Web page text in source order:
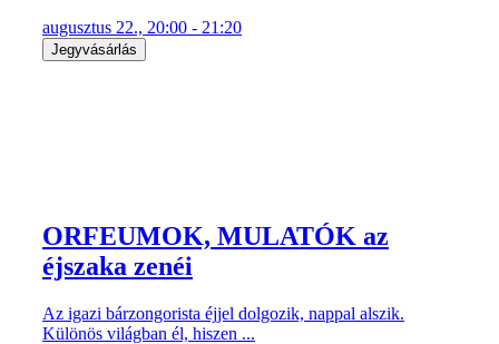
augusztus 22., 20:00 - 21:20
Jegyvásárlás
ORFEUMOK, MULATÓK az
éjszaka zenéi
Az igazi bárzongorista éjjel dolgozik, nappal alszik.
Különös világban él, hiszen ...